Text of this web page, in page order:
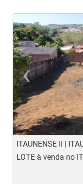
‹
ITAUNENSE II |
LOTE à venda no